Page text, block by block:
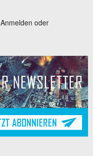
Anmelden oder